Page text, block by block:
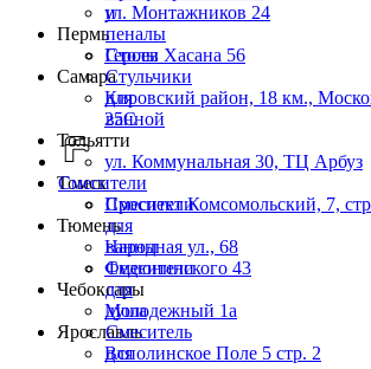
и
пеналы
Столы
Стульчики
для
ванной
Смесители
Смесители
для
ванны
Смесители
для
душа
Смеситель
для
ул. Монтажников 24
Пермь
Героев Хасана 56
Самара
Кировский район, 18 км.,
25С
Тольятти
ул. Коммунальная 30, ТЦ Арбуз
Томск
Проспект Комсомольский, 7,
Тюмень
Народная ул., 68
Федюнинского 43
Чебоксары
Молодежный 1а
Ярославль
Всполинское Поле 5 стр. 2